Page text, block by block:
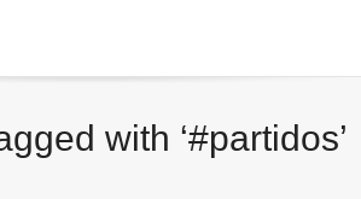
with ‘#partidos’